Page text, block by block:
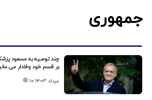
جمهوری
چند توصیه به مسعود
بر قسم خود وفادار می
۱۰ مرداد ۱۴۰۳